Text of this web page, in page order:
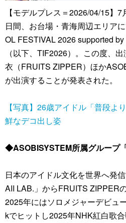
【モデルプレス＝2026/04/15】
日間、お台場・青海周辺エリア
OL FESTIVAL 2026 supported by
（以下、TIF2026）。この度、
衣（FRUITS ZIPPER）ほか
が出演することが発表された。
【写真】26歳アイドル「普段よ
鮮なデコ出し姿
◆ASOBISYSTEM所属グループ
日本のアイドル文化を世界へ発
AII LAB.」からFRUITS ZIPPER
2025年にはソロメジャーデビュ
kでヒットし2025年NHK紅白歌